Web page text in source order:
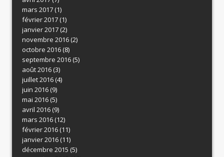
mars 2017(1)
février 2017(1)
janvier 2017(2)
novembre 2016(2)
octobre 2016(8)
septembre 2016(5)
août 2016(3)
juillet 2016(4)
juin 2016(9)
mai 2016(5)
avril 2016(9)
mars 2016(12)
février 2016(11)
janvier 2016(11)
décembre 2015 (5)